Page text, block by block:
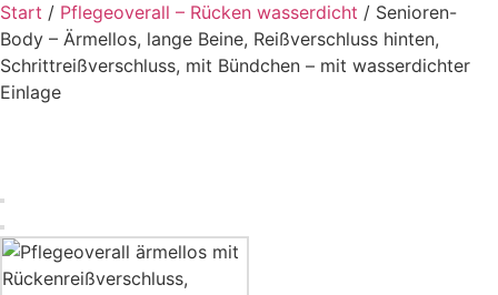
Start / Pflegeoverall – Rücken wasserdicht / Senioren-
Body – Ärmellos, lange Beine, Reißverschluss hinten,
Schrittreißverschluss, mit Bündchen – mit wasserdichter
Einlage